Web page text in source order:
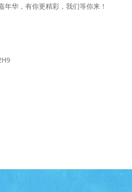
华，有你更精彩，我们等你来！